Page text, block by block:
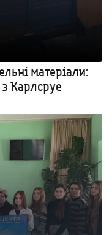
матеріали:
Карлсруе